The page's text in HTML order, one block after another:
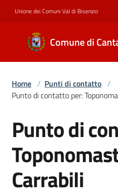
Unione dei Comuni Val di Bisenzio
Comune di
Comune di
Cantagallo
Amministrazione
Novità
Servizi
Home / Punti di contatto /
Punto di contatto per:
Salta al contenuto
Punto di
Carrabili